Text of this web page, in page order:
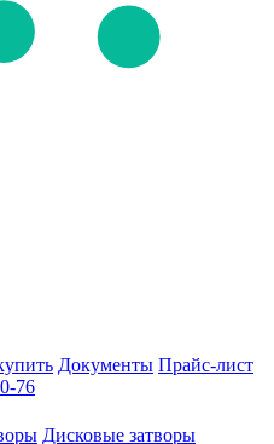
Документы Прайс-лист
76
Дисковые затворы